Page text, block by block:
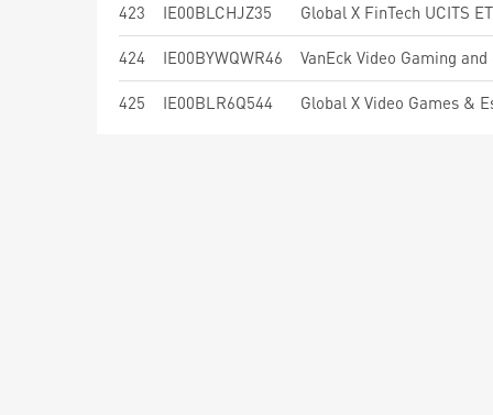
423 IE00BLCHJZ35 Global X FinTech UCITS
424 IE00BYWQWR46 VanEck Video Gaming
425 IE00BLR6Q544 Global X Video Games &